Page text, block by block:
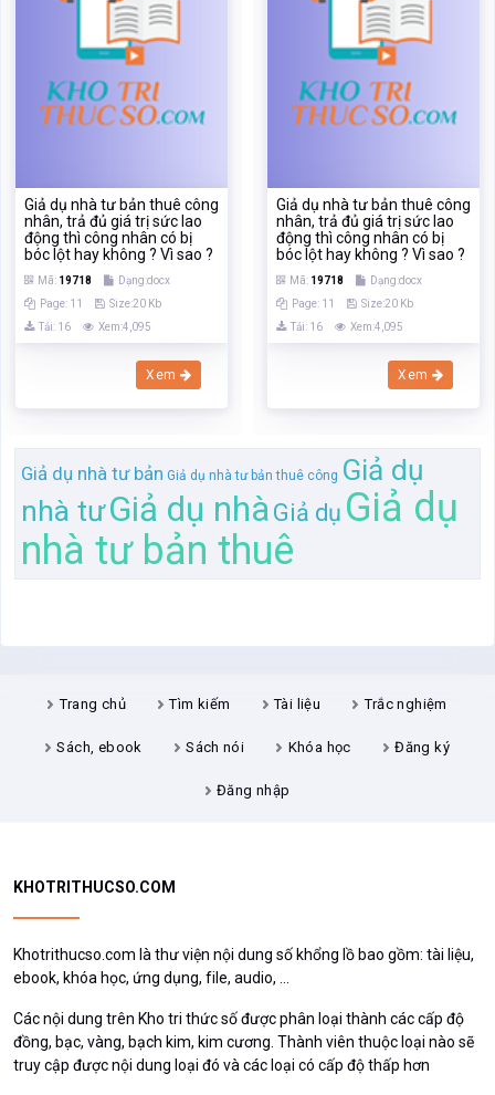
Giả dụ nhà tư bản thuê công
nhân, trả đủ giá trị sức lao
động thì công nhân có bị
bóc lột hay không ? Vì sao ?
Mã: 19718
Dạng:docx
Page: 11
Size:20 Kb
Tải: 16
Xem:4,095
Xem
Giả dụ nhà tư bản thuê công
nhân, trả đủ giá trị sức lao
động thì công nhân có bị
bóc lột hay không ? Vì sao ?
Mã: 19718
Dạng:docx
Page: 11
Size:20 Kb
Tải: 16
Xem:4,095
Xem
Giả dụ nhà tư bản Giả dụ nhà tư bản thuê công Giả dụ
nhà tưGiả dụ nhà Giả dụ Giả dụ
nhà tư bản thuê
Trang chủ Tìm kiếm Tài liệu Trắc nghiệm
Sách, ebook Sách nói Khóa học Đăng ký
Đăng nhập
KHOTRITHUCSO.COM
Khotrithucso.com là thư viện nội dung số khổng lồ bao gồm: tài liệu,
ebook, khóa học, ứng dụng, file, audio, ...
Các nội dung trên Kho tri thức số được phân loại thành các cấp độ
đồng, bạc, vàng, bạch kim, kim cương. Thành viên thuộc loại nào sẽ
truy cập được nội dung loại đó và các loại có cấp độ thấp hơn